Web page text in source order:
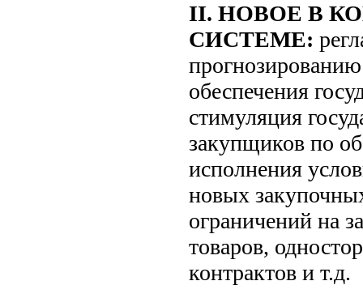
II. НОВОЕ В
СИСТЕМЕ:
обеспечения
стимуляция
закупщиков по
исполнения
новых
ограничений на
товаров,
контрактов и т.д.